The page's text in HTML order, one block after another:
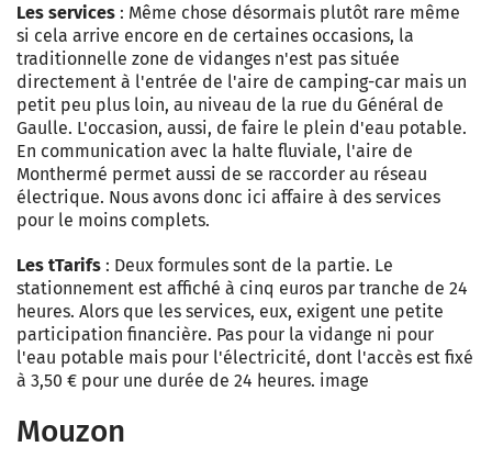
Les services : Même chose désormais plutôt rare même
si cela arrive encore en de certaines occasions, la
traditionnelle zone de vidanges n'est pas située
directement à l'entrée de l'aire de camping-car mais un
petit peu plus loin, au niveau de la rue du Général de
Gaulle. L'occasion, aussi, de faire le plein d'eau potable.
En communication avec la halte fluviale, l'aire de
Monthermé permet aussi de se raccorder au réseau
électrique. Nous avons donc ici affaire à des services
pour le moins complets.
Les tTarifs : Deux formules sont de la partie. Le
stationnement est affiché à cinq euros par tranche de 24
heures. Alors que les services, eux, exigent une petite
participation financière. Pas pour la vidange ni pour
l'eau potable mais pour l'électricité, dont l'accès est fixé
à 3,50 € pour une durée de 24 heures. image
Mouzon